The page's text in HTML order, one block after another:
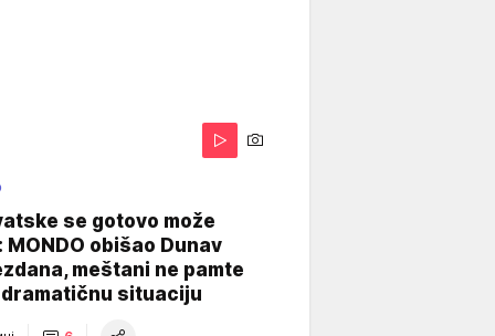
se gotovo može
MONDO obišao Dunav
meštani ne pamte
situaciju